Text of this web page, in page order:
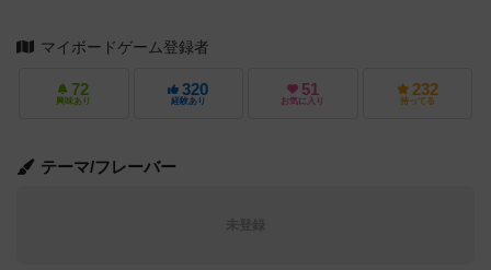
マイボードゲーム登録者
72
興味あり
320
経験あり
51
お気に入り
232
持ってる
テーマ/フレーバー